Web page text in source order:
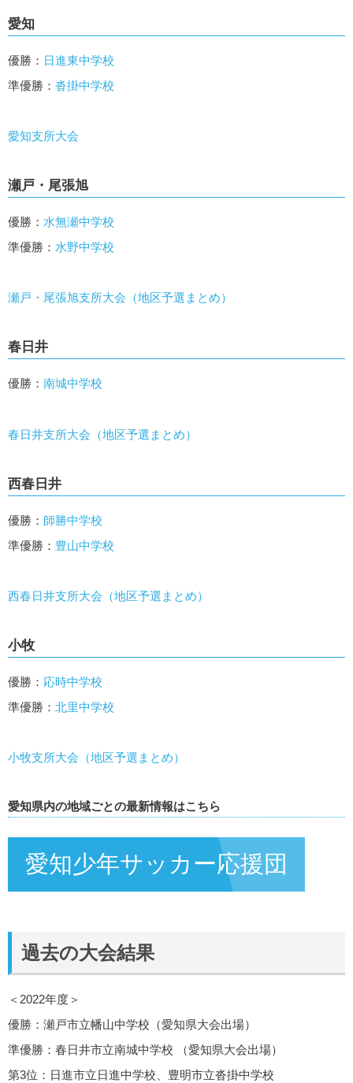
愛知
優勝： 日進東中学校
準優勝： 沓掛中学校
愛知支所大会
瀬戸・尾張旭
優勝： 水無瀬中学校
準優勝： 水野中学校
瀬戸・尾張旭支所大会（地区予選まとめ）
春日井
優勝： 南城中学校
春日井支所大会（地区予選まとめ）
西春日井
優勝： 師勝中学校
準優勝： 豊山中学校
西春日井支所大会（地区予選まとめ）
小牧
優勝： 応時中学校
準優勝： 北里中学校
小牧支所大会（地区予選まとめ）
愛知県内の地域ごとの最新情報はこちら
愛知少年サッカー応援団
過去の大会結果
＜2022年度＞
優勝：瀬戸市立幡山中学校（愛知県大会出場）
準優勝：春日井市立南城中学校 （愛知県大会出場）
第3位：日進市立日進中学校、豊明市立沓掛中学校